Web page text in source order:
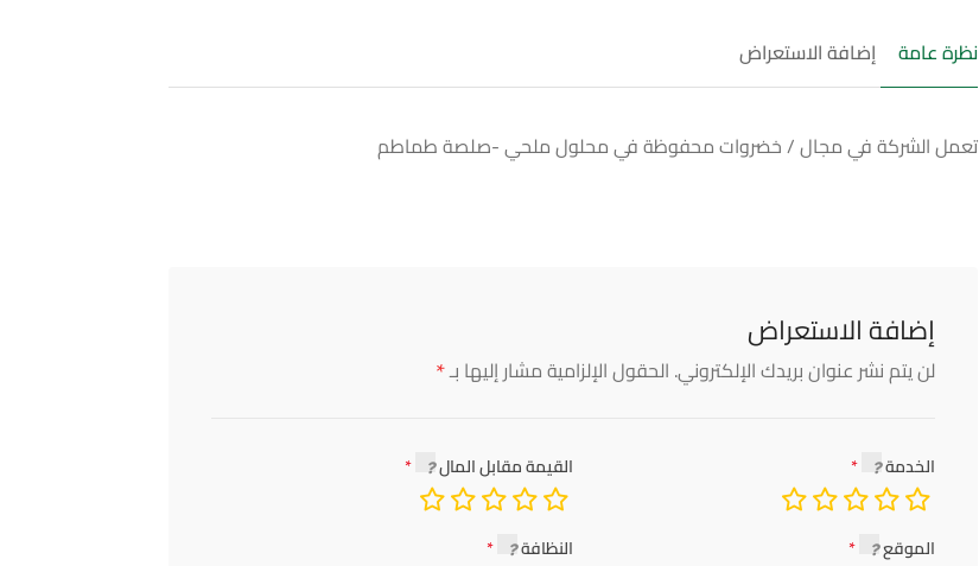
نظرة عامة إضافة الاستعراض
تعمل الشركة في مجال / خضروات محفوظة في محلول ملحي -صلصة طماطم
إضافة الاستعراض
لن يتم نشر عنوان بريدك الإلكتروني. الحقول الإلزامية مشار إليها بـ*
الخدمة القيمة مقابل المال
الموقع النظافة